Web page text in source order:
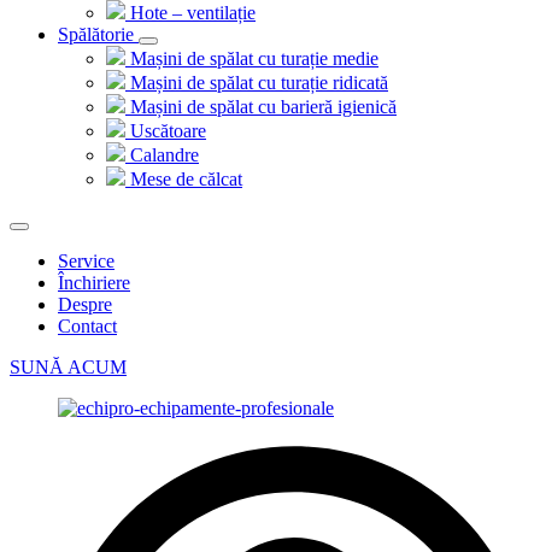
Hote – ventilație
Spălătorie
Mașini de spălat cu turație medie
Mașini de spălat cu turație ridicată
Mașini de spălat cu barieră igienică
Uscătoare
Calandre
Mese de călcat
Service
Închiriere
Despre
Contact
SUNĂ ACUM